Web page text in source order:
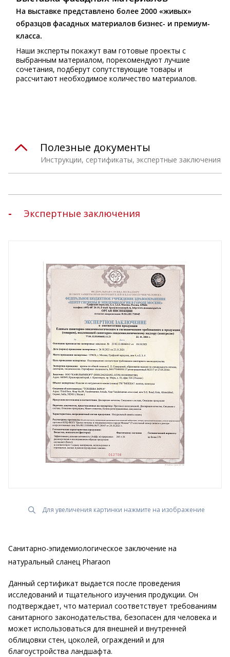
На выставке представлено более 2000 «живых»
образцов фасадных материалов бизнес- и премиум-
класса.
Наши эксперты покажут вам готовые проекты с
выбранным материалом, порекомендуют лучшие
сочетания, подберут сопутствующие товары и
рассчитают необходимое количество материалов.
Инструкции, сертификаты, экспертные заключения
Полезные документы
Экспертные заключения
Для увеличения картинки нажмите на изображение
Санитарно-эпидемиологическое заключение на
натуральный сланец Pharaon
Данный сертификат выдается после проведения
исследований и тщательного изучения продукции. Он
подтверждает, что материал соответствует требованиям
санитарного законодательства, безопасен для человека и
может использоваться для внешней и внутренней
облицовки стен, цоколей, ограждений и для
благоустройства ландшафта.